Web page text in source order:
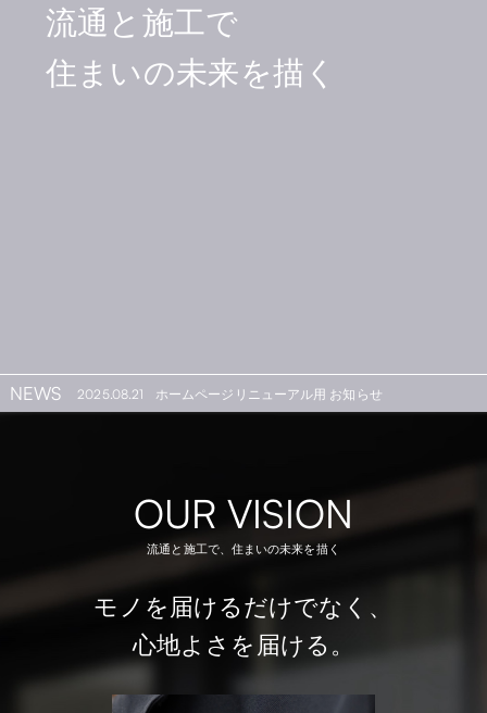
流通と施工で
住まいの未来を描く
NEWS 2025.08.21 ホームページリニューアル用 お知らせ
OUR VISION
流通と施工で、住まいの未来を描く
モノを届けるだけでなく、
心地よさを届ける。